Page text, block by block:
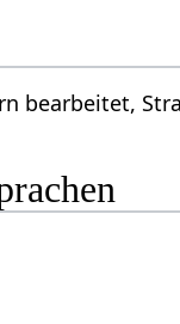
bearbeitet,